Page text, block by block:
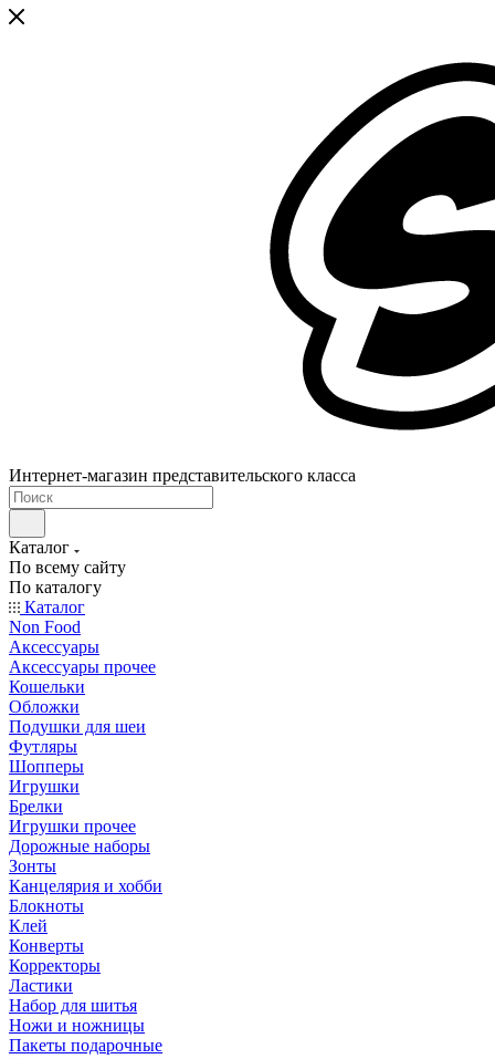
Интернет-магазин представительского класса
Каталог
По всему сайту
По каталогу
Каталог
Non Food
Аксессуары
Аксессуары прочее
Кошельки
Обложки
Подушки для шеи
Футляры
Шопперы
Игрушки
Брелки
Игрушки прочее
Дорожные наборы
Зонты
Канцелярия и хобби
Блокноты
Клей
Конверты
Корректоры
Ластики
Набор для шитья
Ножи и ножницы
Пакеты подарочные